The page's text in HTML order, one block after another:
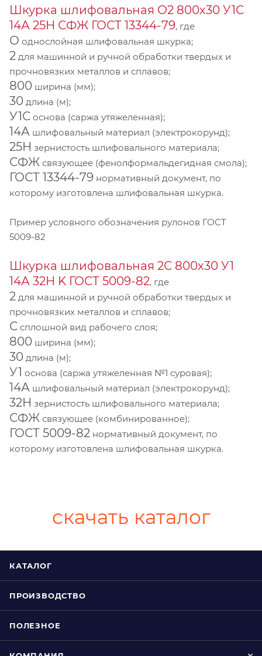
Шкурка шлифовальная О2 800х30 У1С
14А 25Н СФЖ ГОСТ 13344-79, где
О однослойная шлифовальная шкурка;
2 для машинной и ручной обработки твердых и
прочновязких металлов и сплавов;
800 ширина (мм);
30 длина (м);
У1С основа (саржа утяжеленная);
14А шлифовальный материал (электрокорунд);
25Н зернистость шлифовального материала;
СФЖ связующее (фенолформальдегидная смола);
ГОСТ 13344-79 нормативный документ, по
которому изготовлена шлифовальная шкурка.
Пример условного обозначения рулонов ГОСТ
5009-82
Шкурка шлифовальная 2С 800х30 У1
14А 32Н K ГОСТ 5009-82, где
2 для машинной и ручной обработки твердых и
прочновязких металлов и сплавов;
С сплошной вид рабочего слоя;
800 ширина (мм);
30 длина (м);
У1 основа (саржа утяжеленная №1 суровая);
14А шлифовальный материал (электрокорунд);
32Н зернистость шлифовального материала;
СФЖ связующее (комбинированное);
ГОСТ 5009-82 нормативный документ, по
которому изготовлена шлифовальная шкурка.
скачать каталог
КАТАЛОГ
ПРОИЗВОДСТВО
ПОЛЕЗНОЕ